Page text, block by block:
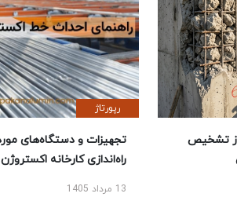
تشخیص
رپورتاژ
تجهیزات و دستگاه‌های
راه‌اندازی کارخانه اکستروژن
13 مرداد 1405